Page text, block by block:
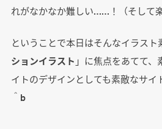
れがなかなか難しい……！（そして楽
ということで本日はそんなイラスト
ションイラスト 」に焦点をあてて、
イトのデザインとしても素敵なサイ
＾b